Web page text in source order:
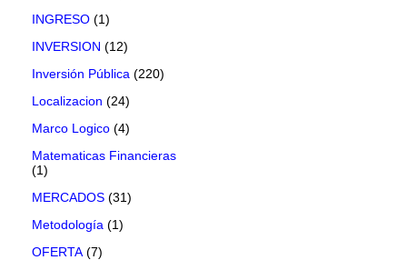
INGRESO (1)
INVERSION (12)
Inversión Pública (220)
Localizacion (24)
Marco Logico (4)
Matematicas Financieras
(1)
MERCADOS (31)
Metodología (1)
OFERTA (7)